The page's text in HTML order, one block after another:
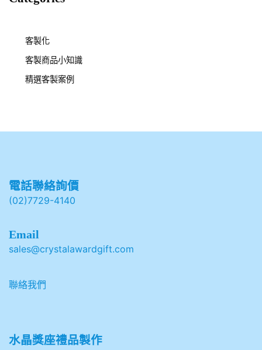
客製化
客製商品小知識
精選客製案例
電話聯絡詢價
(02)7729-4140
Email
sales@crystalawardgift.com
聯絡我們
水晶獎座禮品製作